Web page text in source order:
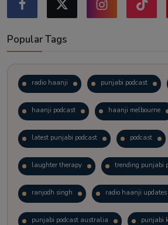
Popular Tags
radio haanji punjabi podcast
haanji podcast haanji melbourne
latest punjabi podcast podcast
laughter therapy trending punjabi
ranjodh singh radio haanji updates
punjabi podcast australia punjabi